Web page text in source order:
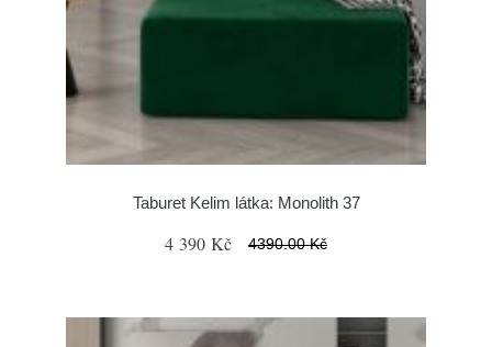
Taburet Kelim látka: Monolith 37
4 390 Kč 4390.00 Kč